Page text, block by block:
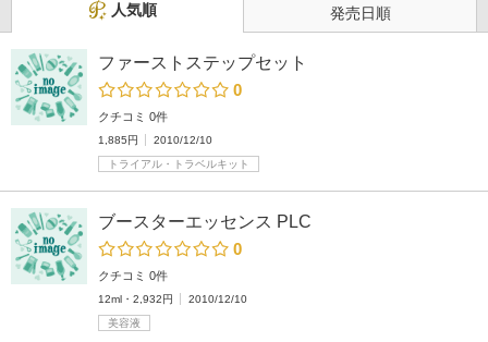
人気順 発売日順
ファーストステップセット
0
クチコミ 0件
1,885円
2010/12/10
トライアル・トラベルキット
ブースターエッセンス PLC
0
クチコミ 0件
12ml・2,932円
2010/12/10
美容液